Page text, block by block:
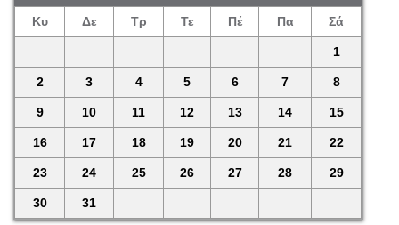
Κυ Δε Τρ Τε Πέ Πα Σά
1
2 3 4 5 6 7 8
9 10 11 12 13 14 15
16 17 18 19 20 21 22
23 24 25 26 27 28 29
30 31